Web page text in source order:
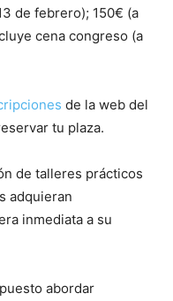
de febrero); 150€ (a
cena congreso (a
de la web del
tu plaza.
de talleres prácticos
adquieran
inmediata a su
abordar